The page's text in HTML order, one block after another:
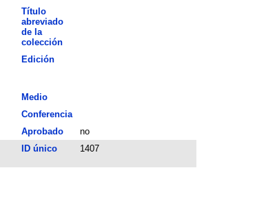
Título
abreviado
de la
colección
Edición
Medio
Conferencia
Aprobado
no
ID único 1407